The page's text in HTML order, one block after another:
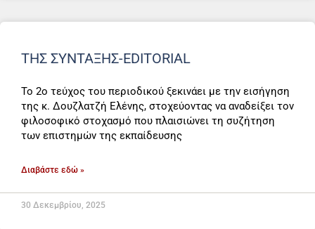
ΤΗΣ ΣΎΝΤΑΞΗΣ-EDITORIAL
Το 2ο τεύχος του περιοδικού ξεκινάει με την εισήγηση
της κ. Δουζλατζή Ελένης, στοχεύοντας να αναδείξει τον
φιλοσοφικό στοχασμό που πλαισιώνει τη συζήτηση
των επιστημών της εκπαίδευσης
Διαβάστε εδώ »
30 Δεκεμβρίου, 2025